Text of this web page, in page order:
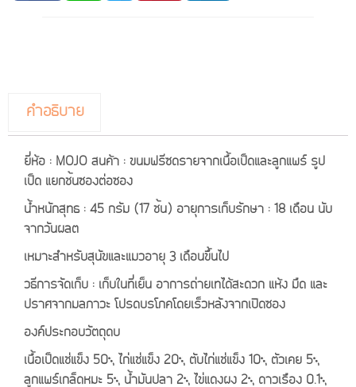
คำอธิบาย
ยี่ห้อ : MOJO สินค้า : ขนมฟรีซดรายจากเนื้อเป็ดและลูกแพร์ รูป
เป็ด แยกชิ้นซองต่อซอง
น้ำหนักสุทธิ : 45 กรัม (17 ชิ้น) อายุการเก็บรักษา : 18 เดือน นับ
จากวันผลิต
เหมาะสำหรับสุนัขและแมวอายุ 3 เดือนขึ้นไป
วิธีการจัดเก็บ : เก็บในที่เย็น อาการถ่ายเทได้สะดวก แห้ง มืด และ
ปราศจากมลภาวะ โปรดบริโภคโดยเร็วหลังจากเปิดซอง
องค์ประกอบวัตถุดิบ
เนื้อเป็ดแช่แข็ง 50%, ไก่แช่แข็ง 20%, ตับไก่แช่แข็ง 10%, ตัวเคย 5%,
ลูกแพร์เกล็ดหิมะ 5%, น้ำมันปลา 2%, ไข่แดงผง 2%, ดาวเรือง 0.1%,